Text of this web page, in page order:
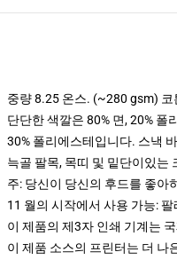
중량 8.25 온스. (~280 gsm) 코
단단한 색깔은 80% 면, 20% 폴
30% 폴리에스테입니다. 스낵
늑골 팔목, 목띠 및 밑단이있는
주: 당신이 당신의 후드를 좋아
11 월의 시작에서 사용 가능: 팔
이 제품의 제3자 인쇄 기계는
이 제품 소스의 프린터는 더 나